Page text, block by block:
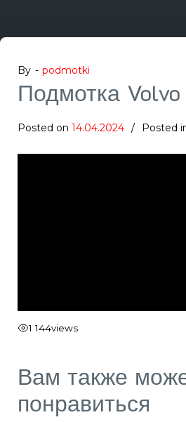
By - podmotki
Подмотка
Posted on 14.04.2024 Posted
1 144views
Вам также
понравиться